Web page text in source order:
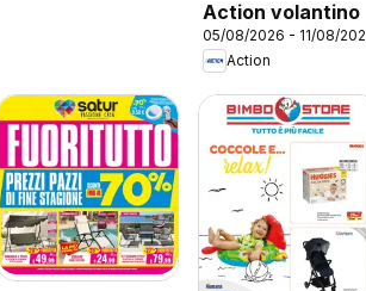
Action volantino
05/08/2026 - 11/08/
Action